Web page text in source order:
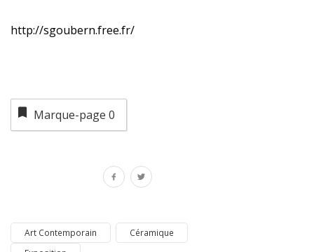
http://sgoubern.free.fr/
Marque-page 0
Art Contemporain
Céramique